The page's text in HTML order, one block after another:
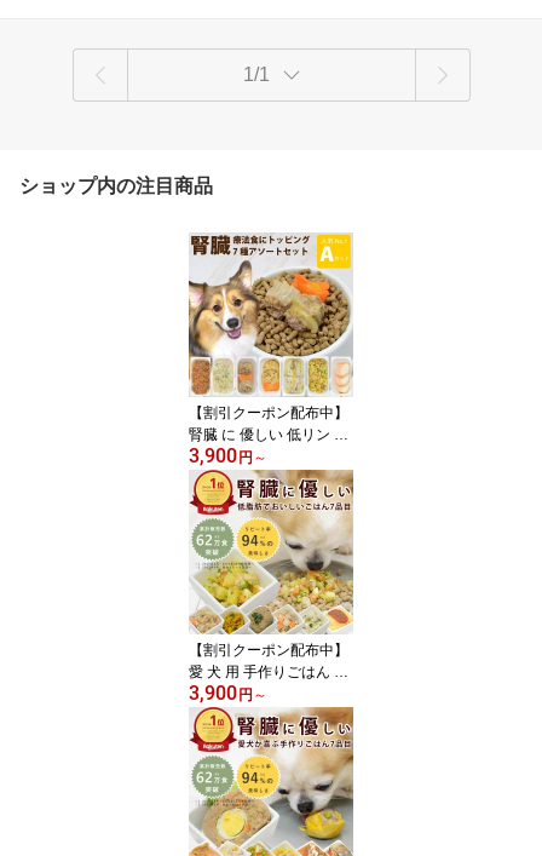
1/1
ショップ内の注目商品
【割引クーポン配布中】
腎臓 に 優しい 低リン 7
食Aセット 犬 腎臓病 療
法食 を 食べない愛犬に
腎臓 の 負担 となる リン
や カリウム が少なくな
るように 低リン 素材 を
調理して腎臓に配慮しま
した！療法食 の トッピ
ング に おせち 代わり 正
月 ごちそう
3,900円 ～
【割引クーポン配布中】
愛 犬 用 手作りごはん 腎
臓 に 優しい 低リン 7食B
セット【ハウンドカム食
堂】 犬用 惣菜 ドッグフ
ード 低リン で 食いつき
抜群 犬 の 手作り食 生肉
を使用した 手作り ごは
ん おせち 代わり 正月 ご
ちそう
3,900円 ～